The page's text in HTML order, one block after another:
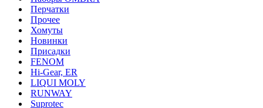
Перчатки
Прочее
Хомуты
Новинки
Присадки
FENOM
Hi-Gear, ER
LIQUI MOLY
RUNWAY
Suprotec